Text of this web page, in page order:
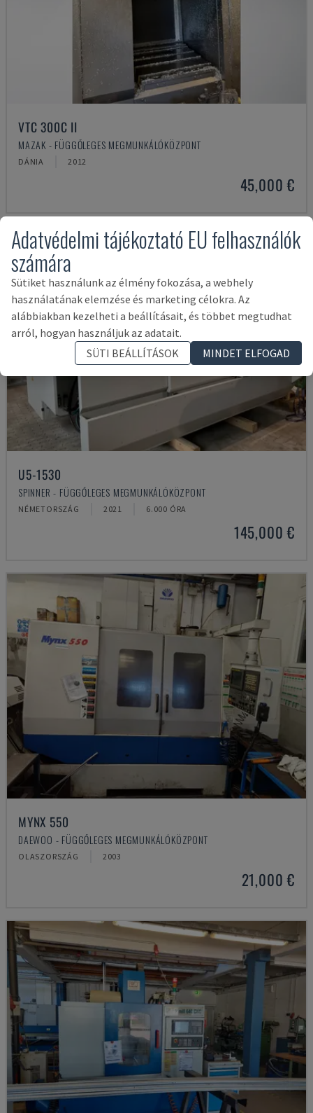
VTC 300C II
MAZAK - FÜGGŐLEGES MEGMUNKÁLÓKÖZPONT
DÁNIA 2012
45,000 €
U5-1530
SPINNER - FÜGGŐLEGES MEGMUNKÁLÓKÖZPONT
NÉMETORSZÁG 2021 6.000 ÓRA
145,000 €
MYNX 550
DAEWOO - FÜGGŐLEGES MEGMUNKÁLÓKÖZPONT
OLASZORSZÁG 2003
21,000 €
Adatvédelmi tájékoztató EU felhasználók
számára
Sütiket használunk az élmény fokozása, a webhely
használatának elemzése és marketing célokra. Az
alábbiakban kezelheti a beállításait, és többet megtudhat
arról, hogyan használjuk az adatait.
SÜTI BEÁLLÍTÁSOK
MINDET ELFOGAD